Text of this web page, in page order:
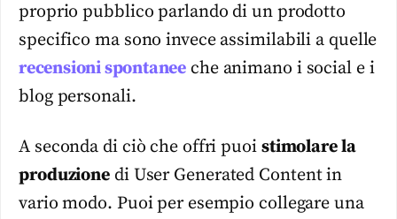
proprio pubblico parlando di un prodotto
specifico ma sono invece assimilabili a quelle
recensioni spontanee che animano i social e i
blog personali.
A seconda di ciò che offri puoi stimolare la
produzione di User Generated Content in
vario modo. Puoi per esempio collegare una